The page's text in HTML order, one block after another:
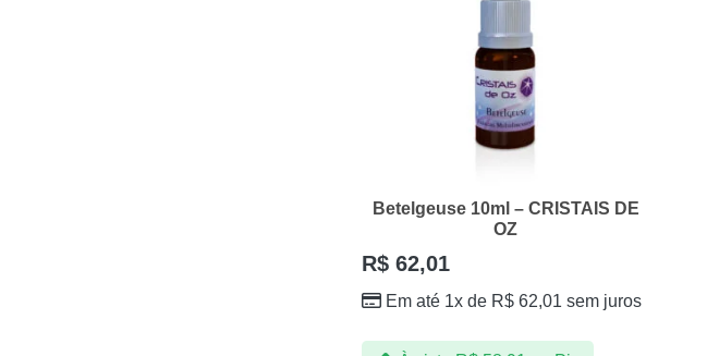
Betelgeuse 10ml – CRISTAIS DE
OZ
R$ 62,01
Em até 1x de R$ 62,01 sem juros